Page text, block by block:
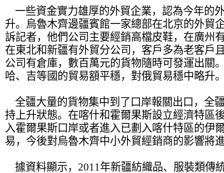
一些資金實力雄厚的外貿企業，認為今年的
升。烏魯木齊邊疆賓館一家總部在北京的外貿
訴記者，他們公司主要經銷高檔皮鞋，在廣州
在東北和新疆有外貿分公司，客戶多為老客戶
公司有倉庫，數百萬元的貨物隨時可發運出關
哈、吉等國的貿易額平穩，對俄貿易穩中略升
全疆大量的貨物集中到了口岸報關出口，全
持上升狀態。在喀什和霍爾果斯設立經濟特區
入霍爾果斯口岸或者進入已劃入喀什特區的伊
易，今後對烏魯木齊中小外貿經銷商的影響將
據資料顯示，2011年新疆紡織品、服裝類傳